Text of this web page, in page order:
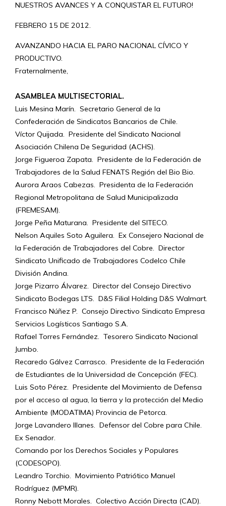
NUESTROS AVANCES Y A CONQUISTAR EL FUTURO!
FEBRERO 15 DE 2012.
AVANZANDO HACIA EL PARO NACIONAL CÍVICO Y
PRODUCTIVO.
Fraternalmente,
ASAMBLEA MULTISECTORIAL.
Luis Mesina Marín. Secretario General de la
Confederación de Sindicatos Bancarios de Chile.
Víctor Quijada. Presidente del Sindicato Nacional
Asociación Chilena De Seguridad (ACHS).
Jorge Figueroa Zapata. Presidente de la Federación de
Trabajadores de la Salud FENATS Región del Bio Bio.
Aurora Araos Cabezas. Presidenta de la Federación
Regional Metropolitana de Salud Municipalizada
(FREMESAM).
Jorge Peña Maturana. Presidente del SITECO.
Nelson Aquiles Soto Aguilera. Ex Consejero Nacional de
la Federación de Trabajadores del Cobre. Director
Sindicato Unificado de Trabajadores Codelco Chile
División Andina.
Jorge Pizarro Álvarez. Director del Consejo Directivo
Sindicato Bodegas LTS. D&S Filial Holding D&S Walmart.
Francisco Núñez P. Consejo Directivo Sindicato Empresa
Servicios Logísticos Santiago S.A.
Rafael Torres Fernández. Tesorero Sindicato Nacional
Jumbo.
Recaredo Gálvez Carrasco. Presidente de la Federación
de Estudiantes de la Universidad de Concepción (FEC).
Luis Soto Pérez. Presidente del Movimiento de Defensa
por el acceso al agua, la tierra y la protección del Medio
Ambiente (MODATIMA) Provincia de Petorca.
Jorge Lavandero Illanes. Defensor del Cobre para Chile.
Ex Senador.
Comando por los Derechos Sociales y Populares
(CODESOPO).
Leandro Torchio. Movimiento Patriótico Manuel
Rodríguez (MPMR).
Ronny Nebott Morales. Colectivo Acción Directa (CAD).